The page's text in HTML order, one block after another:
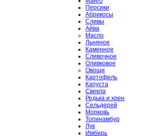
Персики
Абрикосы
Сливы
Айва
Масло
Льняное
Каменное
Сливочное
Оливковое
Овощи
Картофель
Капуста
Свекла
Редька и хрен
Сельдерей
Морковь
Топинамбур
Лук
Имбирь